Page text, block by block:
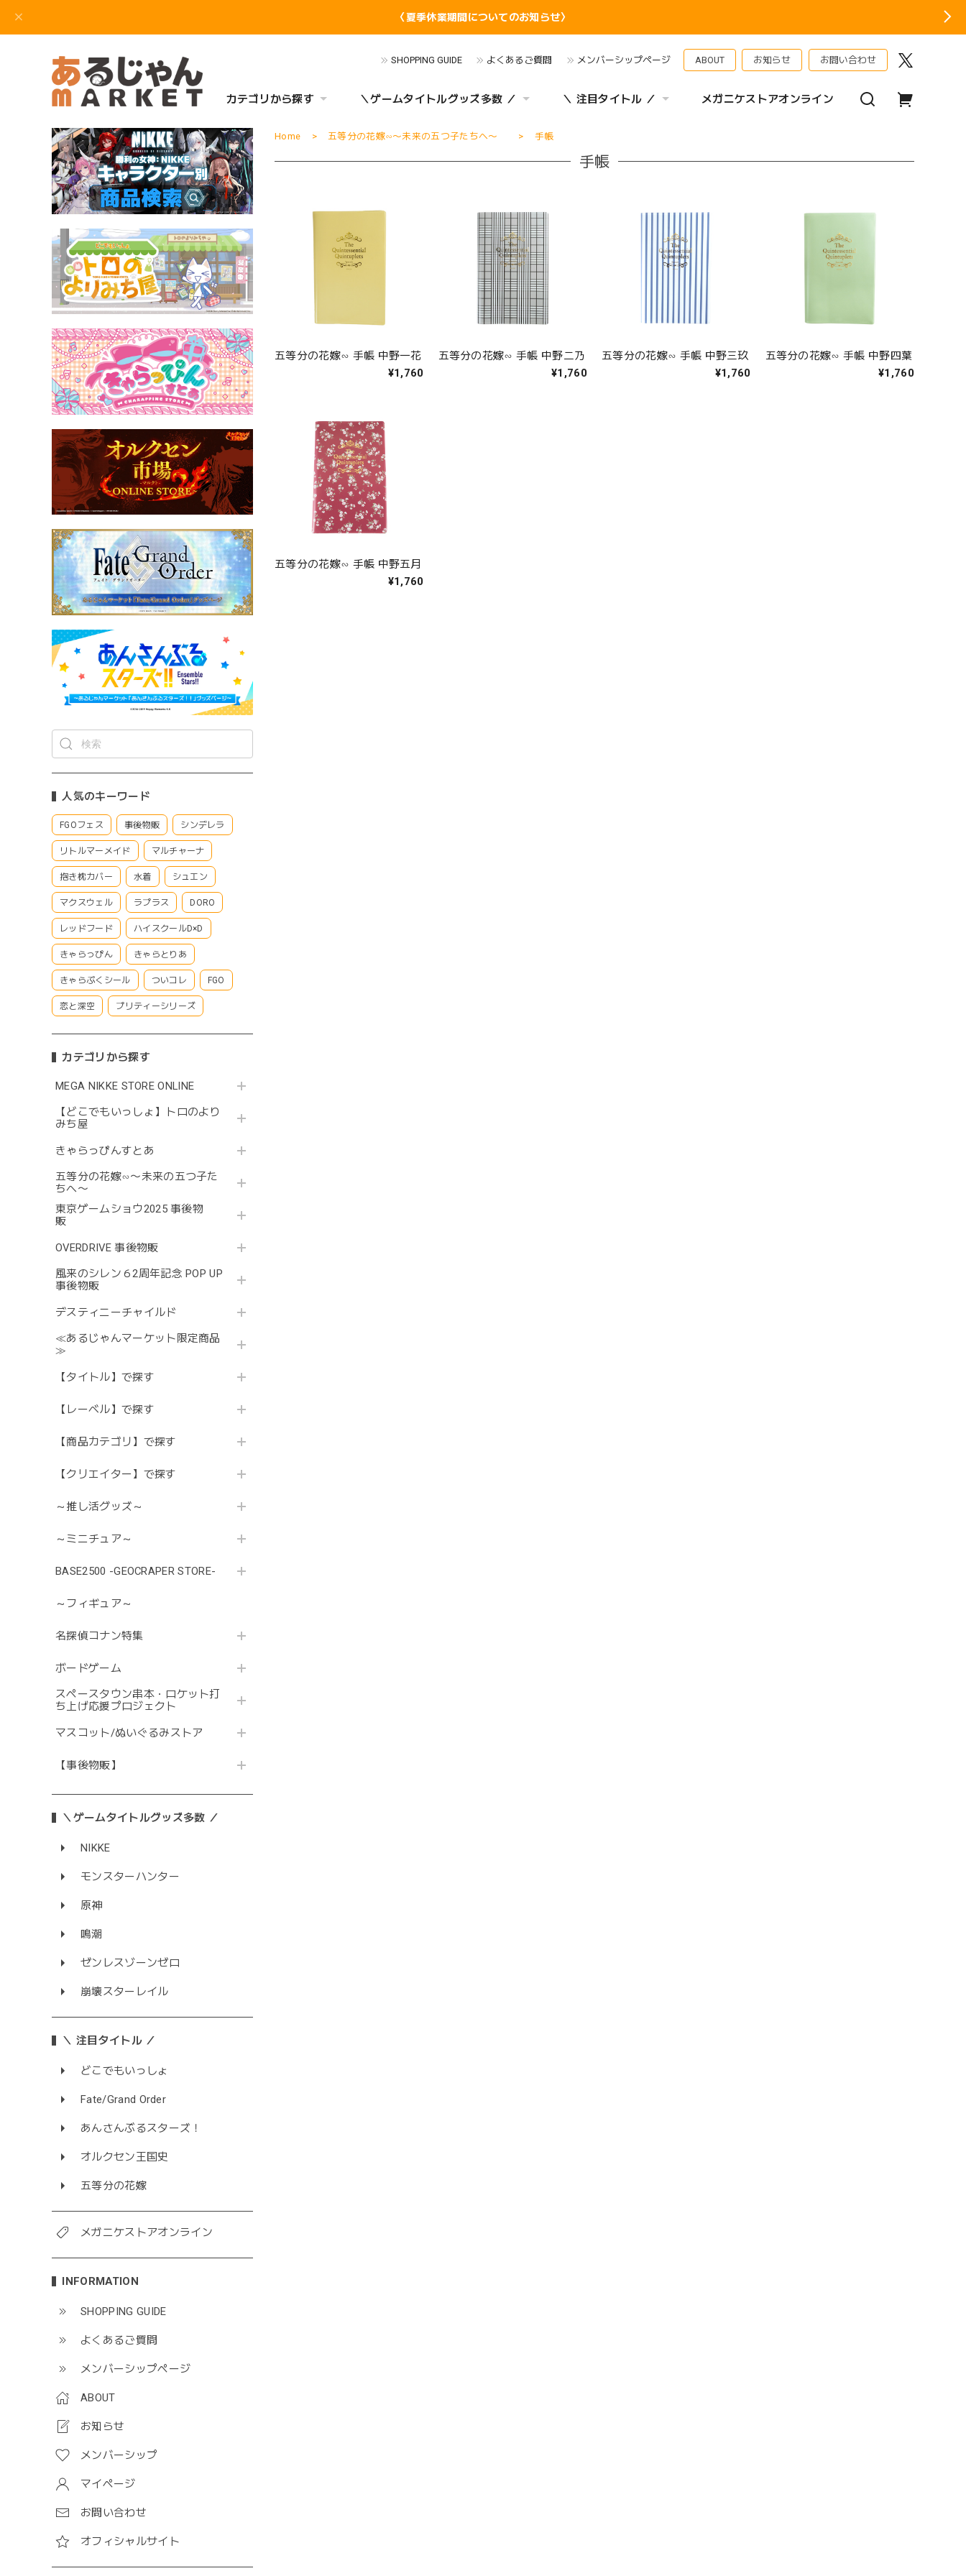
〈夏季休業期間についてのお知らせ〉
SHOPPING GUIDE よくあるご質問 メンバーシップページ ABOUT お知らせ お問い合わせ
カテゴリから探す ＼ゲームタイトルグッズ多数 ／ ＼ 注目タイトル ／ メガニケストアオンライン
人気のキーワード
FGOフェス 事後物販 シンデレラ
リトルマーメイド マルチャーナ
抱き枕カバー 水着 シュエン
マクスウェル ラプラス DORO
レッドフード ハイスクールD×D
きゃらっぴん きゃらとりあ
きゃらぷくシール ついコレ FGO
恋と深空 プリティーシリーズ
カテゴリから探す
MEGA NIKKE STORE ONLINE
【どこでもいっしょ】トロのより
みち屋
きゃらっぴんすとあ
五等分の花嫁∽〜未来の五つ子た
ちへ〜
東京ゲームショウ2025 事後物
販
OVERDRIVE 事後物販
風来のシレン６2周年記念 POP UP
事後物販
デスティニーチャイルド
≪あるじゃんマーケット限定商品
≫
【タイトル】で探す
【レーベル】で探す
【商品カテゴリ】で探す
【クリエイター】で探す
～推し活グッズ～
～ミニチュア～
BASE2500 -GEOCRAPER STORE-
～フィギュア～
名探偵コナン特集
ボードゲーム
スペースタウン串本・ロケット打
ち上げ応援プロジェクト
マスコット/ぬいぐるみストア
【事後物販】
＼ゲームタイトルグッズ多数 ／
NIKKE
モンスターハンター
原神
鳴潮
ゼンレスゾーンゼロ
崩壊スターレイル
＼ 注目タイトル ／
どこでもいっしょ
Fate/Grand Order
あんさんぶるスターズ！
オルクセン王国史
五等分の花嫁
メガニケストアオンライン
INFORMATION
SHOPPING GUIDE
よくあるご質問
メンバーシップページ
ABOUT
お知らせ
メンバーシップ
マイページ
お問い合わせ
オフィシャルサイト
Home 五等分の花嫁∽〜未来の五つ子たちへ〜 手帳
手帳
五等分の花嫁∽ 手帳 中野一花
¥1,760
五等分の花嫁∽ 手帳 中野二乃
¥1,760
五等分の花嫁∽ 手帳 中野三玖
¥1,760
五等分の花嫁∽ 手帳 中野四葉
¥1,760
五等分の花嫁∽ 手帳 中野五月
¥1,760